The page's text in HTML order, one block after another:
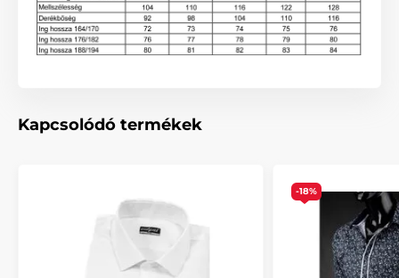
Kapcsolódó termékek
-18%